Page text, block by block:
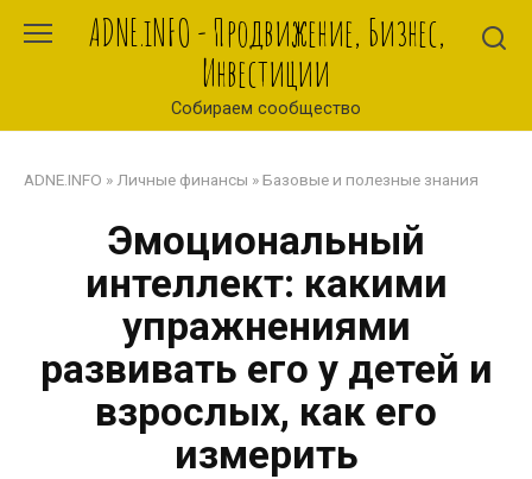
ADNE.iNFO - Продвижение, Бизнес,
Инвестиции
Собираем сообщество
ADNE.INFO » Личные финансы »Базовые и полезные знания
Эмоциональный
интеллект: какими
упражнениями
развивать его у детей и
взрослых, как его
измерить